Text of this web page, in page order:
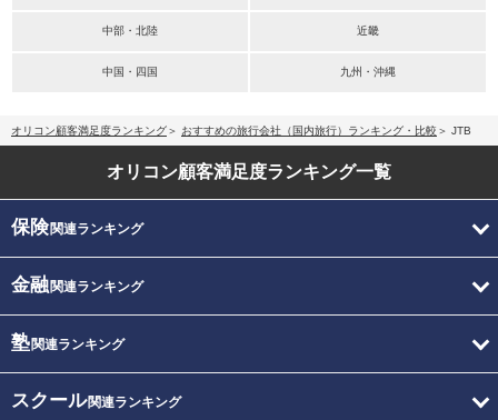
中部・北陸 近畿
中国・四国 九州・沖縄
オリコン顧客満足度ランキング おすすめの旅行会社（国内旅行）ランキング・比較 JTB
オリコン顧客満足度ランキング一覧
保険関連ランキング
金融関連ランキング
塾関連ランキング
スクール関連ランキング